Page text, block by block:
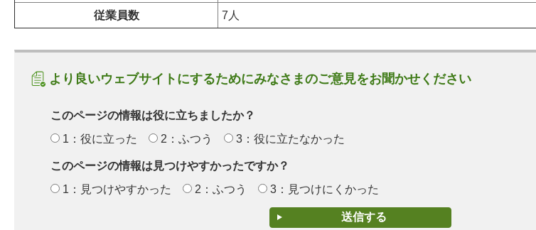
従業員数 7人
より良いウェブサイトにするためにみなさまのご意見をお聞かせください
このページの情報は役に立ちましたか？
1：役に立った
2：ふつう 3：役に立たなかった
このページの情報は見つけやすかったですか？
1：見つけやすかった
2：ふつう 3：見つけにくかった